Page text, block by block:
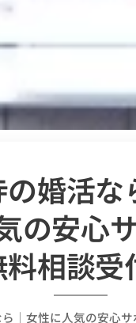
婚活な
の安心
料相談受
｜女性に人気の安心